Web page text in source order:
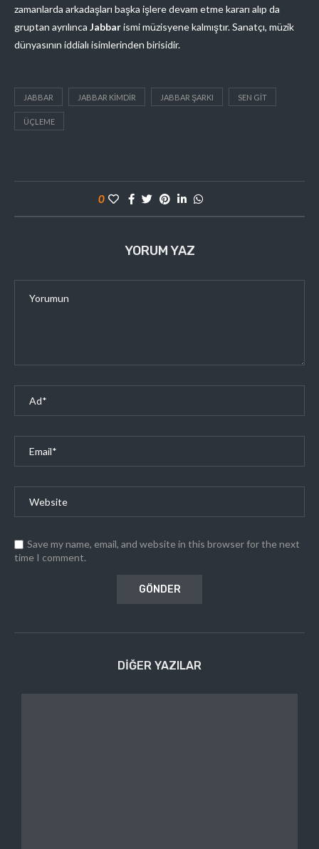
zamanlarda arkadaşları başka işlere devam etme kararı alıp da
gruptan ayrılınca Jabbarismi müzisyene kalmıştır. Sanatçı, müzik
dünyasının iddialı isimlerinden birisidir.
JABBAR JABBAR KIMDIR JABBAR ŞARKI SEN GIT
ÜÇLEME
0
YORUM YAZ
Save my name, email, and website in this browser for the next
time I comment.
DIĞER YAZILAR